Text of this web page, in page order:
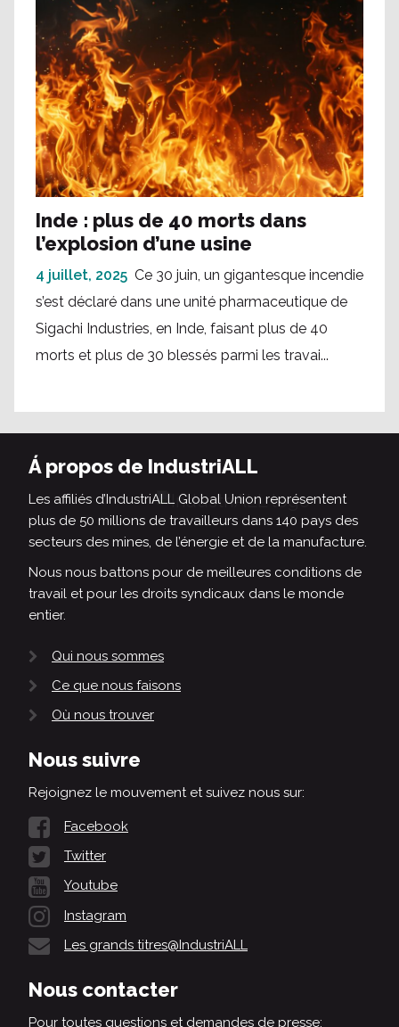
Inde : plus de 40 morts dans
l’explosion d’une usine
4 juillet, 2025 Ce 30 juin, un gigantesque incendie
s’est déclaré dans une unité pharmaceutique de
Sigachi Industries, en Inde, faisant plus de 40
morts et plus de 30 blessés parmi les travai...
Á propos de IndustriALL
Les affiliés d’IndustriALL Global Union représentent
plus de 50 millions de travailleurs dans 140 pays des
secteurs des mines, de l’énergie et de la manufacture.
Nous nous battons pour de meilleures conditions de
travail et pour les droits syndicaux dans le monde
entier.
Qui nous sommes
Ce que nous faisons
Où nous trouver
Nous suivre
Rejoignez le mouvement et suivez nous sur:
Facebook
Twitter
Youtube
Instagram
Les grands titres@IndustriALL
Nous contacter
Pour toutes questions et demandes de presse: